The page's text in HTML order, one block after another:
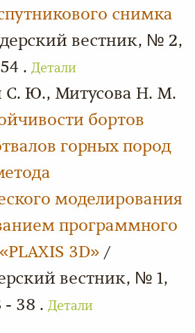
снимка
вестник, № 2,
. Детали
С. Ю., Митусова Н. М.
бортов
горных пород
моделирования
программного
3D» /
вестник, № 1,
- 38 . Детали